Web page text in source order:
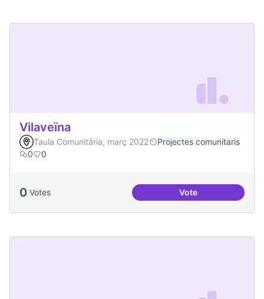
Vilaveïna
Taula Comunitària, març 2022
Projectes comunitaris
0
0
0 Votes VoteVilaveïna